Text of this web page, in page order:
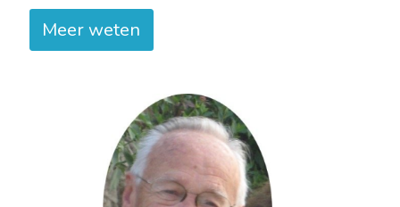
Meer weten